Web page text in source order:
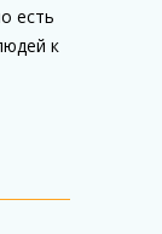
есть
к